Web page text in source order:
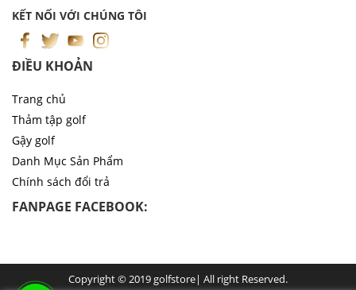
KẾT NỐI VỚI CHÚNG TÔI
ĐIỀU KHOẢN
Trang chủ
Thảm tập golf
Gậy golf
Danh Mục Sản Phẩm
Chính sách đổi trả
FANPAGE FACEBOOK:
Copyright © 2019 golfstore| All right Reserved.